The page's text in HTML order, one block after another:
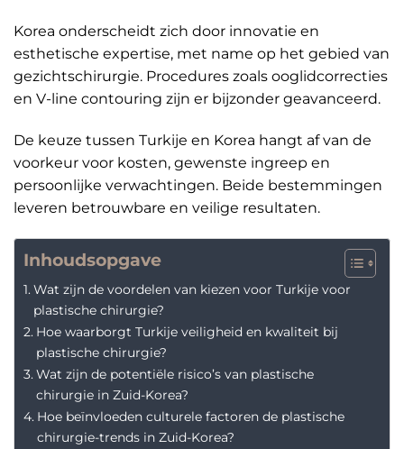
Korea onderscheidt zich door innovatie en
esthetische expertise, met name op het gebied van
gezichtschirurgie. Procedures zoals ooglidcorrecties
en V-line contouring zijn er bijzonder geavanceerd.
De keuze tussen Turkije en Korea hangt af van de
voorkeur voor kosten, gewenste ingreep en
persoonlijke verwachtingen. Beide bestemmingen
leveren betrouwbare en veilige resultaten.
Inhoudsopgave
Wat zijn de voordelen van kiezen voor Turkije voor
plastische chirurgie?
Hoe waarborgt Turkije veiligheid en kwaliteit bij
plastische chirurgie?
Wat zijn de potentiële risico’s van plastische
chirurgie in Zuid-Korea?
Hoe beïnvloeden culturele factoren de plastische
chirurgie-trends in Zuid-Korea?